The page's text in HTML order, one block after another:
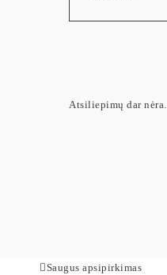
Atsiliepimų dar nėra.
Saugus apsipirkimas